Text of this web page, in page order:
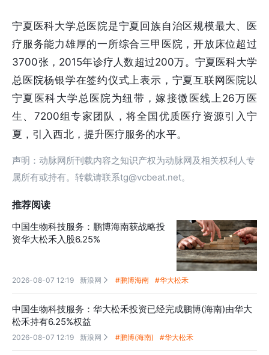
宁夏医科大学总医院是宁夏回族自治区规模最大、医
疗服务能力雄厚的一所综合三甲医院，开放床位超过
3700张，2015年诊疗人数超过200万。宁夏医科大学
总医院杨银学在签约仪式上表示，宁夏互联网医院以
宁夏医科大学总医院为纽带，嫁接微医线上26万医
生、7200组专家团队，将全国优质医疗资源引入宁
夏，引入西北，提升医疗服务的水平。
声明：动脉网所刊载内容之知识产权为动脉网及相关权利人专
属所有或持有。转载请联系tg@vcbeat.net。
推荐阅读
中国生物科技服务：鹏博海南获战略投
资华大松禾入股6.25%
2026-08-07 12:19 新浪网  #鹏博海南 #华大松禾
中国生物科技服务：华大松禾投资已经完成鹏博(海南)由华大
松禾持有6.25%权益
2026-08-07 12:19 新浪网  #鹏博(海南) #华大松禾